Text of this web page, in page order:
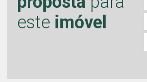
este imóvel